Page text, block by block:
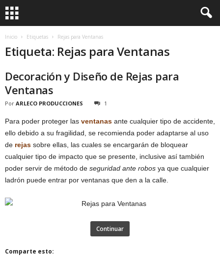
Inicio Etiquetas Rejas para Ventanas
Etiqueta: Rejas para Ventanas
Decoración y Diseño de Rejas para
Ventanas
Por ARLECO PRODUCCIONES 1
Para poder proteger las ventanas ante cualquier tipo de accidente,
ello debido a su fragilidad, se recomienda poder adaptarse al uso
de rejas sobre ellas, las cuales se encargarán de bloquear
cualquier tipo de impacto que se presente, inclusive así también
poder servir de método de seguridad ante robos ya que cualquier
ladrón puede entrar por ventanas que den a la calle.
Continuar
Comparte esto: